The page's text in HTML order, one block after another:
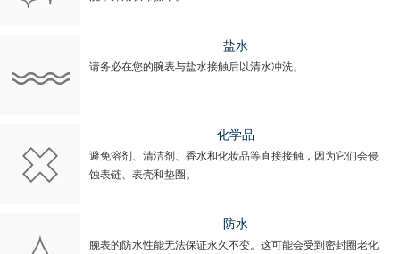
盐水
请务必在您的腕表与盐水接触后以清水冲洗。
化学品
避免溶剂、清洁剂、香水和化妆品等直接接触，因为它们会侵
蚀表链、表壳和垫圈。
防水
腕表的防水性能无法保证永久不变。这可能会受到密封圈老化